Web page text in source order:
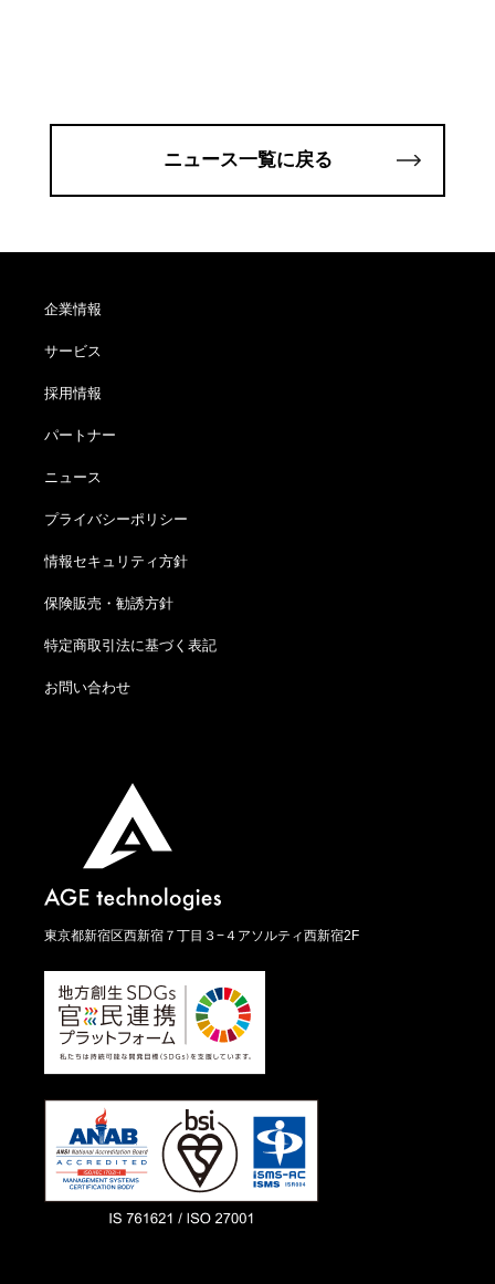
ニュース一覧に戻る
企業情報
サービス
採用情報
パートナー
ニュース
プライバシーポリシー
情報セキュリティ方針
保険販売・勧誘方針
特定商取引法に基づく表記
お問い合わせ
東京都新宿区西新宿７丁目３−４アソルティ西新宿2F